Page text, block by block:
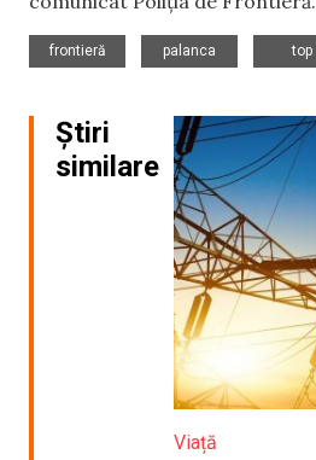
frontieră
palanca
top
Știri
similare
Viață